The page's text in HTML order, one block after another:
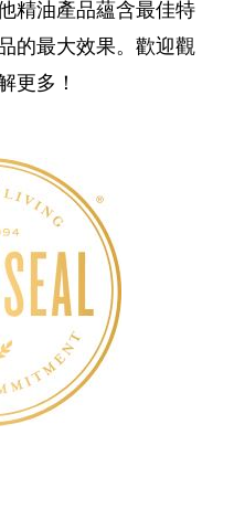
精油產品蘊含最佳特
的最大效果。歡迎觀
更多！